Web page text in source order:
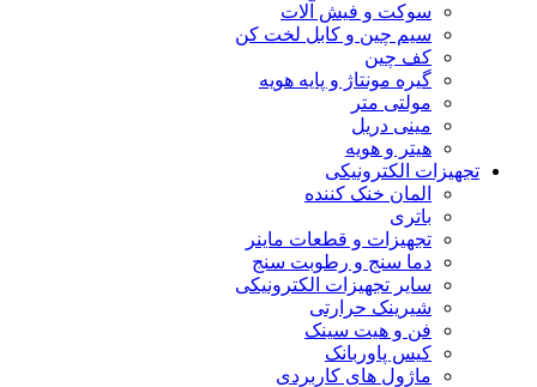
سوکت و فیش آلات
سیم چین و کابل لخت کن
کف چین
گیره مونتاژ و پایه هویه
مولتی متر
مینی دریل
هیتر و هویه
تجهیزات الکترونیکی
المان خنک کننده
باتری
تجهیزات و قطعات ماینر
دما سنج و رطوبت سنج
سایر تجهیزات الکترونیکی
شیرینک حرارتی
فن و هیت سینک
کیس پاوربانک
ماژول های کاربردی